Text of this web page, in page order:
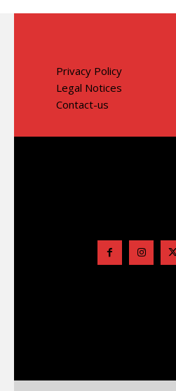
Privacy Policy
Legal Notices
Contact-us